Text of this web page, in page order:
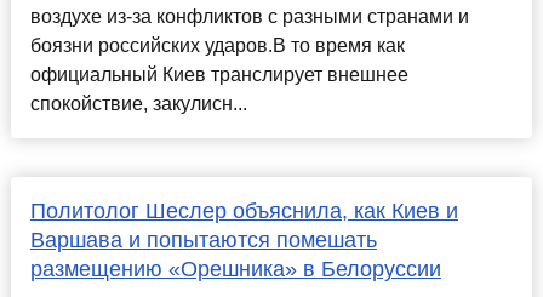
воздухе из-за конфликтов с разными странами и
боязни российских ударов.В то время как
официальный Киев транслирует внешнее
спокойствие, закулисн...
Политолог Шеслер объяснила, как Киев и
Варшава и попытаются помешать
размещению «Орешника» в Белоруссии